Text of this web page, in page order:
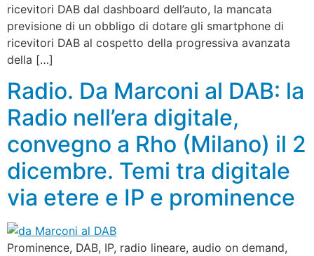
ricevitori DAB dal dashboard dell’auto, la mancata
previsione di un obbligo di dotare gli smartphone di
ricevitori DAB al cospetto della progressiva avanzata
della […]
Radio. Da Marconi al DAB: la
Radio nell’era digitale,
convegno a Rho (Milano) il 2
dicembre. Temi tra digitale
via etere e IP e prominence
Prominence, DAB, IP, radio lineare, audio on demand,